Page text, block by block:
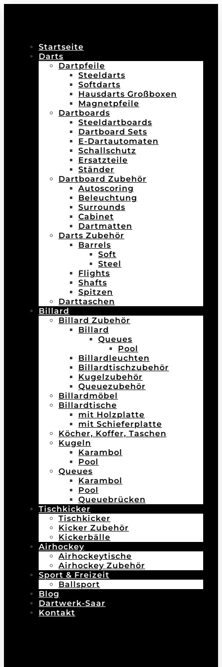
Startseite
Darts
Dartpfeile
Steeldarts
Softdarts
Hausdarts Großboxen
Magnetpfeile
Dartboards
Steeldartboards
Dartboard Sets
E-Dartautomaten
Schallschutz
Ersatzteile
Ständer
Dartboard Zubehör
Autoscoring
Beleuchtung
Surrounds
Cabinet
Dartmatten
Darts Zubehör
Barrels
Soft
Steel
Flights
Shafts
Spitzen
Darttaschen
Billard
Billard Zubehör
Billard
Queues
Pool
Billardleuchten
Billardtischzubehör
Kugelzubehör
Queuezubehör
Billardmöbel
Billardtische
mit Holzplatte
mit Schieferplatte
Köcher, Koffer, Taschen
Kugeln
Karambol
Pool
Queues
Karambol
Pool
Queuebrücken
Tischkicker
Tischkicker
Kicker Zubehör
Kickerbälle
Airhockey
Airhockeytische
Airhockey Zubehör
Sport & Freizeit
Ballsport
Blog
Dartwerk-Saar
Kontakt